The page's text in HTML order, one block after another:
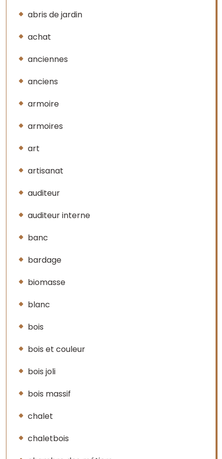
abris de jardin
achat
anciennes
anciens
armoire
armoires
art
artisanat
auditeur
auditeur interne
banc
bardage
biomasse
blanc
bois
bois et couleur
bois joli
bois massif
chalet
chaletbois